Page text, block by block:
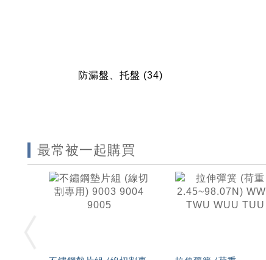
防漏盤、托盤 (34)
最常被一起購買